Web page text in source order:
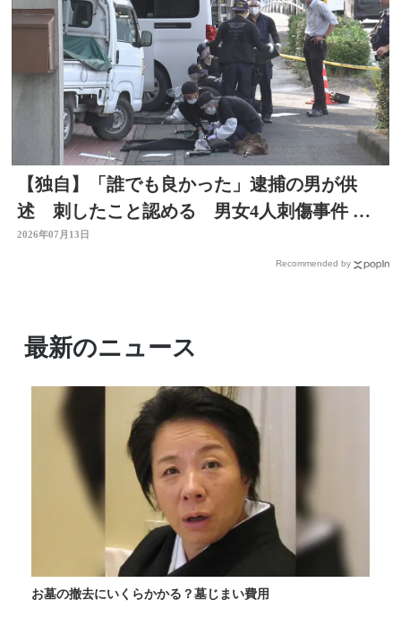
【独自】「誰でも良かった」逮捕の男が供
述 刺したこと認める 男女4人刺傷事件 被
害者と面識なし 大分
2026年07月13日
Recommended by
最新のニュース
お墓の撤去にいくらかかる？墓じまい費用